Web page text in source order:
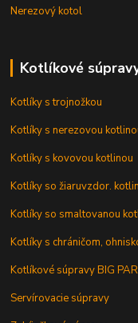
Nerezový kotol
Kotlíkové
Kotlíky s trojnožkou
Kotlíky s nerezovou
Kotlíky s kovovou kotlinou
Kotlíky so žiaruvzdor.
Kotlíky so smaltovanou
Kotlíky s chráničom,
Kotlíkové súpravy BIG
Servírovacie súpravy